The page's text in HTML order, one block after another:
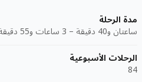
مدة الرحلة
ساعتان و40 دقيقة – 3 ساعات و55 دقيقة
الرحلات الأسبوعية
84